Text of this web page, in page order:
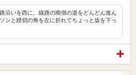
沿いを西に。線路の南側の道をどんどん進ん
ンと踏切の角を左に折れてちょっと坂を下っ